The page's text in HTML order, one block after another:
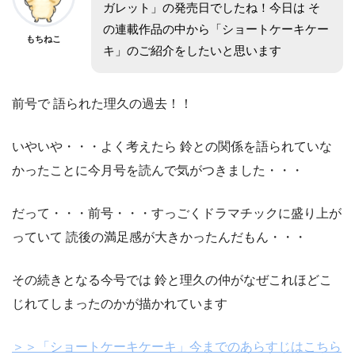
もちねこ
ガレット」の発売日でしたね！今日は そ
の連載作品の中から「ショートケーキケー
キ」のご紹介をしたいと思います
前号で 語られた理久の過去！！
いやいや・・・よく考えたら 鈴との関係を語られていな
かったことに今月号を読んで気がつきました・・・
だって・・・前号・・・すっごくドラマチックに盛り上が
っていて 読後の満足感が大きかったんだもん・・・
その続きとなる今号では 鈴と理久の仲がなぜこれほどこ
じれてしまったのかが描かれています
＞＞「ショートケーキケーキ」今までのあらすじはこちら